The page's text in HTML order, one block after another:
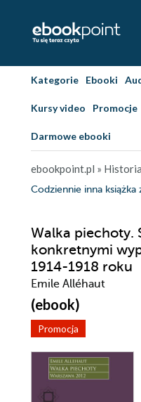
Kategorie Ebooki
Kursy video Promocje
Darmowe ebooki
ebookpoint.pl » Historia
Codziennie inna książka
Walka piechoty.
konkretnymi
1914-1918 roku
Emile Alléhaut
(ebook)
Promocja